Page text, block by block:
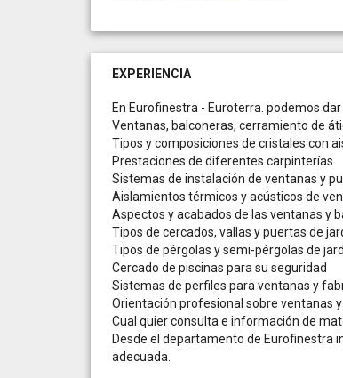
EXPERIENCIA
En Eurofinestra - Euroterra. podemos
Ventanas, balconeras, cerramiento de
Tipos y composiciones de cristales con
Prestaciones de diferentes carpinterías
Sistemas de instalación de ventanas y
Aislamientos térmicos y acústicos de
Aspectos y acabados de las ventanas y
Tipos de cercados, vallas y puertas de
Tipos de pérgolas y semi-pérgolas de
Cercado de piscinas para su seguridad
Sistemas de perfiles para ventanas y
Orientación profesional sobre ventanas
Cual quier consulta e información de
Desde el departamento de Eurofinestra
adecuada.